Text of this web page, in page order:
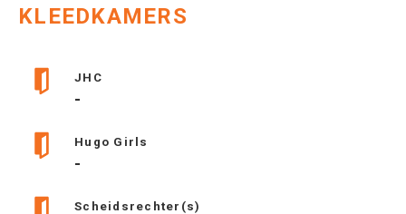
KLEEDKAMERS
JHC
-
Hugo Girls
-
Scheidsrechter(s)